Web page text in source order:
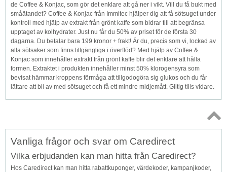
de Coffee & Konjac, som gör det enklare att gå ner i vikt. Vill du få bukt med
småätandet? Coffee & Konjac från Immitec hjälper dig att få sötsuget under
kontroll med hjälp av extrakt från grönt kaffe som bidrar till att begränsa
upptaget av kolhydrater. Just nu får du 50% av priset för de första 30
dagarna. Du betalar bara 199 kronor + frakt! Är du, precis som vi, lockad av
alla sötsaker som finns tillgängliga i överflöd? Med hjälp av Coffee &
Konjac som innehåller extrakt från grönt kaffe blir det enklare att hålla
formen. Extraktet i produkten innehåller minst 50% klorogensyra som
bevisat hämmar kroppens förmåga att tillgodogöra sig glukos och du får
lättare att bli av med sötsuget och få ett mindre midjemått. Giltig tills vidare.
Topp
Vanliga frågor och svar om Caredirect
Vilka erbjudanden kan man hitta från Caredirect?
Hos Caredirect kan man hitta rabattkuponger, värdekoder, kampanjkoder,